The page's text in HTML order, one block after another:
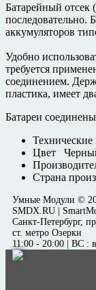
Батарейный
последовательно.
аккумуляторов
Удобно
требуется
соединением.
пластика, имеет
Батареи
Технические
Цвет
Страна
Умные Модули ©
SMDX.RU |
Санкт-Петербург,
ст. метро Озерки
11:00 - 20:00 | ВС :